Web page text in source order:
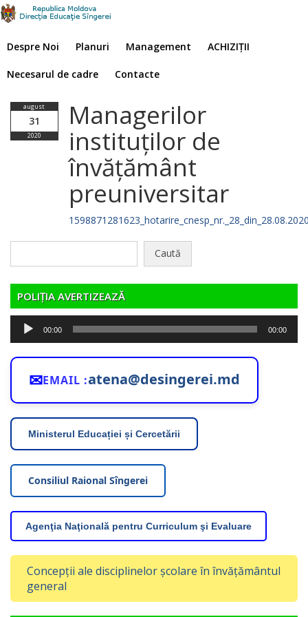
Despre Noi Planuri Management ACHIZIȚII
Necesarul de cadre Contacte
august
31
2020
Managerilor
instituţilor de
învăţământ
preuniversitar
POLIȚIA AVERTIZEAZĂ
Player
audio
00:00 00:00
✉EMAIL :atena@desingerei.md
Ministerul Educației și Cercetării
Consiliul Raional Sîngerei
Agenţia Naţională pentru Curriculum şi Evaluare
Concepții ale disciplinelor școlare în învățământul
general